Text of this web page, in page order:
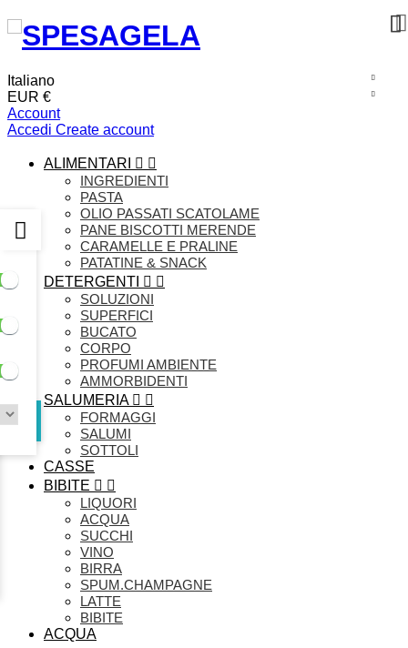
Italiano
EUR €
Account
Accedi Create account
ALIMENTARI  
INGREDIENTI
PASTA
OLIO PASSATI SCATOLAME
PANE BISCOTTI MERENDE
CARAMELLE E PRALINE
PATATINE & SNACK
DETERGENTI  
SOLUZIONI
SUPERFICI
BUCATO
CORPO
PROFUMI AMBIENTE
AMMORBIDENTI
SALUMERIA  
FORMAGGI
SALUMI
SOTTOLI
CASSE
BIBITE  
LIQUORI
ACQUA
SUCCHI
VINO
BIRRA
SPUM.CHAMPAGNE
LATTE
BIBITE
ACQUA